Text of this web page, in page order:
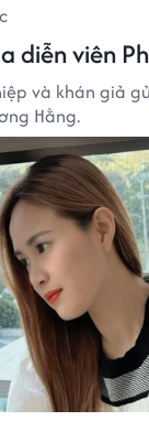
diễn viên
và khán giả
Hằng.